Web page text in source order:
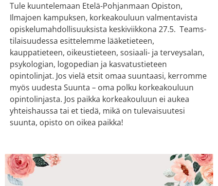
Tule kuuntelemaan Etelä-Pohjanmaan Opiston,
Ilmajoen kampuksen, korkeakouluun valmentavista
opiskelumahdollisuuksista keskiviikkona 27.5. Teams-
tilaisuudessa esittelemme lääketieteen,
kauppatieteen, oikeustieteen, sosiaali- ja terveysalan,
psykologian, logopedian ja kasvatustieteen
opintolinjat. Jos vielä etsit omaa suuntaasi, kerromme
myös uudesta Suunta – oma polku korkeakouluun
opintolinjasta. Jos paikka korkeakouluun ei aukea
yhteishaussa tai et tiedä, mikä on tulevaisuutesi
suunta, opisto on oikea paikka!